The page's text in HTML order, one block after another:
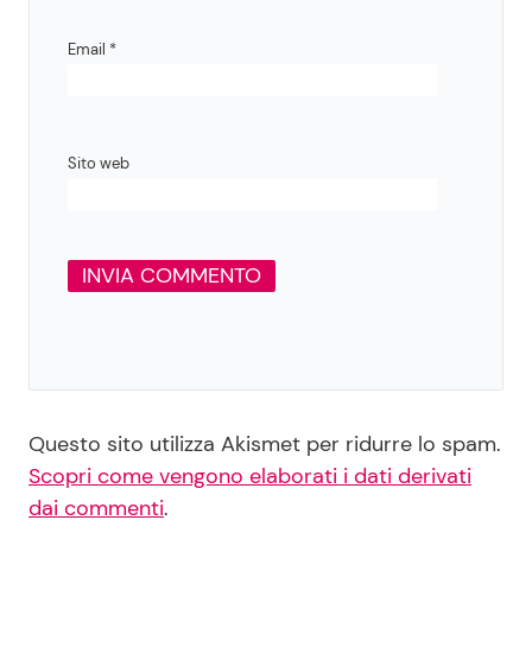
Email *
Sito web
Questo sito utilizza Akismet per ridurre lo spam.
Scopri come vengono elaborati i dati derivati
dai commenti.